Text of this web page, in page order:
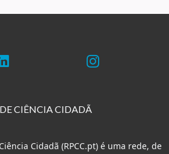
CIÊNCIA CIDADÃ
Cidadã (RPCC.pt) é uma rede, de